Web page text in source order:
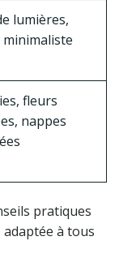
lumières,
minimaliste
fleurs
nappes
pratiques
adaptée à tous